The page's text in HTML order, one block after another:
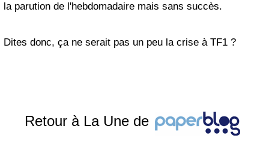
la parution de l'hebdomadaire mais sans succès.
Dites donc, ça ne serait pas un peu la crise à TF1 ?
Retour à La Une de